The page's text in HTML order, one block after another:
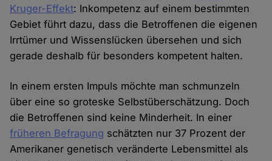
Kruger-Effekt: Inkompetenz auf einem bestimmten
Gebiet führt dazu, dass die Betroffenen die eigenen
Irrtümer und Wissenslücken übersehen und sich
gerade deshalb für besonders kompetent halten.
In einem ersten Impuls möchte man schmunzeln
über eine so groteske Selbstüberschätzung. Doch
die Betroffenen sind keine Minderheit. In einer
früheren Befragung schätzten nur 37 Prozent der
Amerikaner genetisch veränderte Lebensmittel als